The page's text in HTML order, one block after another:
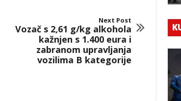
Next Post
Vozač s 2,61 g/kg alkohola
kažnjen s 1.400 eura i
zabranom upravljanja
vozilima B kategorije